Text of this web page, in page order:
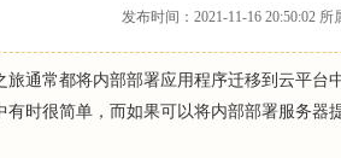
发布时间：2021-11-16 20:50:02
旅通常都将内部部署应用程序迁移到云平
有时很简单，而如果可以将内部部署服务